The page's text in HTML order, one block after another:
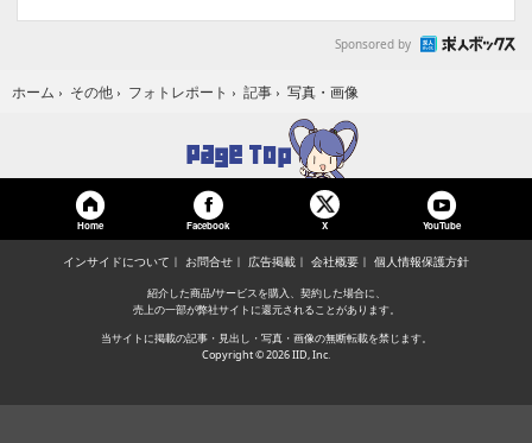
Sponsored by
ホーム › その他 › フォトレポート › 記事 › 写真・画像
Home Facebook X YouTube
インサイドについて お問合せ 広告掲載 会社概要 個人情報保護方針
紹介した商品/サービスを購入、契約した場合に、
売上の一部が弊社サイトに還元されることがあります。
当サイトに掲載の記事・見出し・写真・画像の無断転載を禁じます。
Copyright © 2026 IID, Inc.